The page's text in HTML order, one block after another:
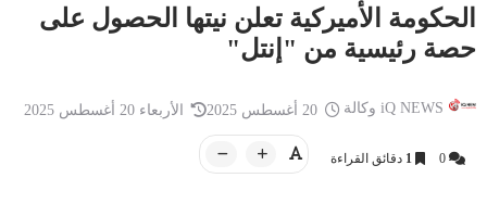
أخبار العراق
العراق.. توجيه عاجل من رئيس الحكومة
يد من الهند
الحكومة الأميركية تعلن نيتها الحصول على
حصة رئيسية من "إنتل"
iQ NEWS وكالة الأربعاء 20 أغسطس 2025
0
1 دقائق القراءة